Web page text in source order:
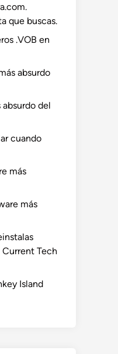
que buscas.
.VOB en
absurdo
absurdo del
cuando
más
más
Current Tech
Island